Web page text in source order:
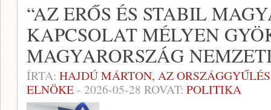
“AZ ERŐS ÉS STABIL
KAPCSOLAT MÉLYEN
MAGYARORSZÁG
ÍRTA: HAJDÚ MÁRTON, AZ
ELNÖKE- 2026-05-28 ROVAT: POLITIKA